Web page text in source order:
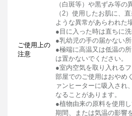
ご使用上の
注意
（白斑等）や黒ずみ等の
（2）使用したお肌に、
ような異常があらわれた
●目に入った時は直ちに洗
●乳幼児の手の届かない
●極端に高温又は低温の
は置かないでください。
●室内空気を取り入れる
部屋でのご使用はおやめ
ァンヒーターに吸入され
なることがあります。
●植物由来の原料を使用
期間、または気温の影響